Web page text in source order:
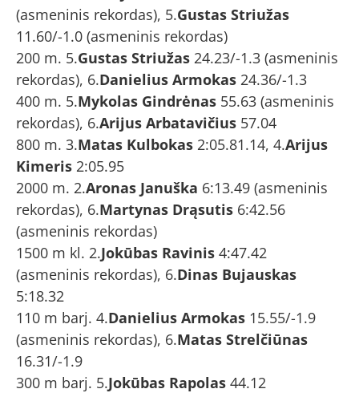
(asmeninis rekordas), 5.Gustas Striužas
11.60/-1.0 (asmeninis rekordas)
200 m. 5.Gustas Striužas 24.23/-1.3 (asmeninis
rekordas), 6.Danielius Armokas 24.36/-1.3
400 m. 5.Mykolas Gindrėnas 55.63 (asmeninis
rekordas), 6.Arijus Arbatavičius 57.04
800 m. 3.Matas Kulbokas 2:05.81.14, 4.Arijus
Kimeris 2:05.95
2000 m. 2.Aronas Januška 6:13.49 (asmeninis
rekordas), 6.Martynas Drąsutis 6:42.56
(asmeninis rekordas)
1500 m kl. 2.Jokūbas Ravinis 4:47.42
(asmeninis rekordas), 6.Dinas Bujauskas
5:18.32
110 m barj. 4.Danielius Armokas 15.55/-1.9
(asmeninis rekordas), 6.Matas Strelčiūnas
16.31/-1.9
300 m barj. 5.Jokūbas Rapolas 44.12